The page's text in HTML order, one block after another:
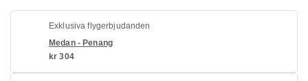
Exklusiva flygerbjudanden
Medan - Penang
kr 304